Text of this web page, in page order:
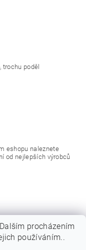
ochrany
poděl
eshopu naleznete
od nejlepších výrobců
procházením
používáním..